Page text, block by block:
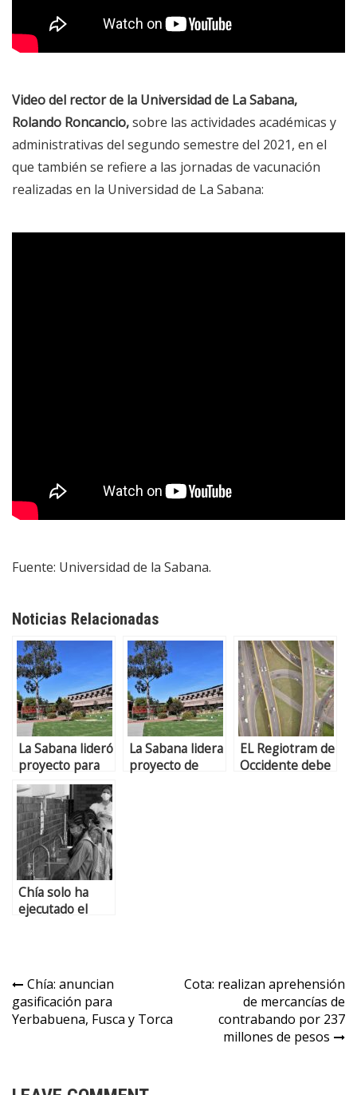
Video del rector de la Universidad de La Sabana,
Rolando Roncancio,sobre las actividades académicas y
administrativas del segundo semestre del 2021, en el
que también se refiere a las jornadas de vacunación
realizadas en la Universidad de La Sabana:
Fuente: Universidad de la Sabana.
Noticias Relacionadas
La Sabana lideró
proyecto para
convertir
residuos de la
panela en
bioetanol
La Sabana lidera
proyecto de
EL Regiotram de
Occidente debe
Chía solo ha
ejecutado el
Mitigación de
Emergencia
Chía: anuncian
gasificación para
Yerbabuena, Fusca y Torca
Cota: realizan aprehensión
de mercancías de
contrabando por 237
millones de pesos